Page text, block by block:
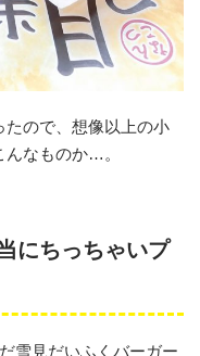
ので、想像以上の小
なものか…。
にちっちゃいプ
雪見だいふくバーガー